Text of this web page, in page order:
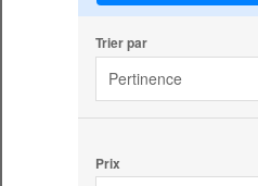
Trier par
Pertinence
Prix